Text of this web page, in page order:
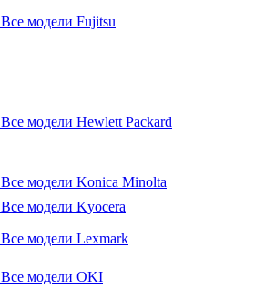
Все модели Fujitsu
Все модели Hewlett Packard
Все модели Konica Minolta
Все модели Kyocera
Все модели Lexmark
Все модели OKI